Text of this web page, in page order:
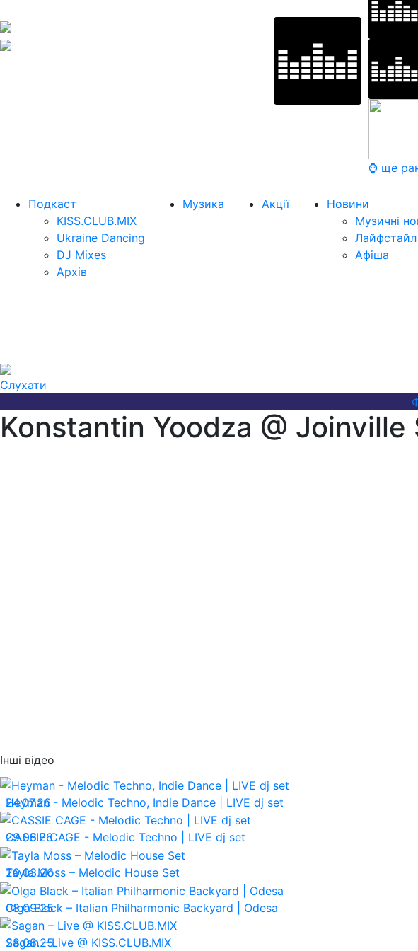
⌚ ще
Подкаст
KISS.CLUB.MIX
Ukraine Dancing
DJ Mixes
Архів
Музика Акції
Новини
Музичні
Лайфстайл
Афіша
Слухати
Konstantin Yoodza @ Joinville
Інші відео
24.07.26
Heyman - Melodic Techno, Indie Dance | LIVE dj set
29.06.26
CASSIE CAGE - Melodic Techno | LIVE dj set
20.03.26
Tayla Moss – Melodic House Set
08.09.25
Olga Black – Italian Philharmonic Backyard | Odesa
28.08.25
Sagan – Live @ KISS.CLUB.MIX